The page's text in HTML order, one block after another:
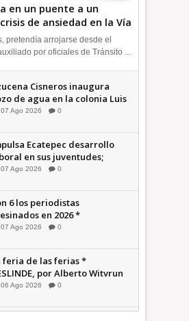
en un puente a un
de ansiedad en la Vía
pretendía arrojarse desde el
por oficiales de Tránsito ...
Cisneros inaugura
de agua en la colonia Luis
Colosio +Video |
07 Ago 2026 0
Ecatepec desarrollo
en sus juventudes;
Feria de Empleo y
07 Ago 2026 0
6 los periodistas
en 2026 *
A TIEMPO
07 Ago 2026 0
feria de las ferias *
por Alberto Witvrun
06 Ago 2026 0